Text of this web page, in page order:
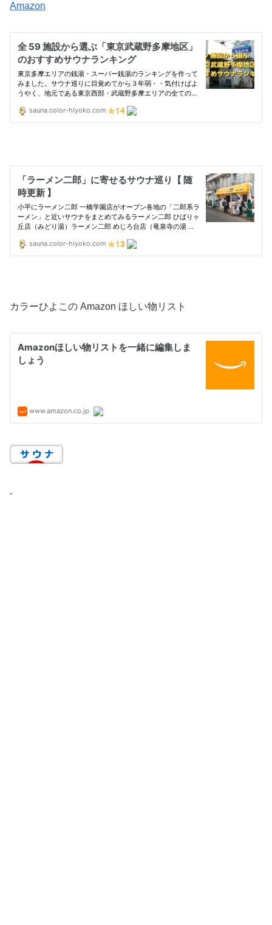
Amazon
カラーひよこの Amazon ほしい物リスト